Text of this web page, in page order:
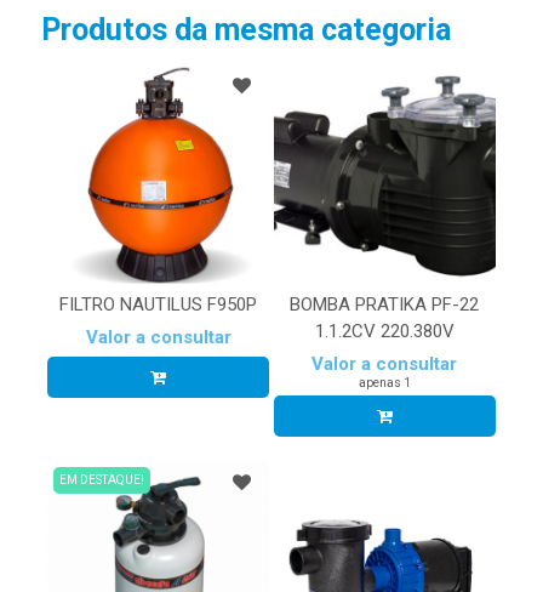
Produtos da mesma categoria
FILTRO NAUTILUS F950P
Valor a consultar
BOMBA PRATIKA PF-22
1.1.2CV 220.380V
Valor a consultar
apenas 1
EM DESTAQUE!